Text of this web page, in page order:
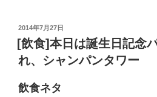
投
稿
日:
2014年7月27日
[飲食]本日は誕生日記念
れ、シャンパンタワー
飲食ネタ